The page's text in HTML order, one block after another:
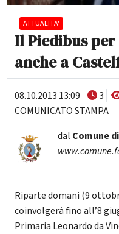
ATTUALITA'
Il Piedibus
anche a
08.10.2013 13:09 3
COMUNICATO STAMPA
dal Comune
Riparte domani (9
coinvolgerà fino all’8
Primaria Leonardo da